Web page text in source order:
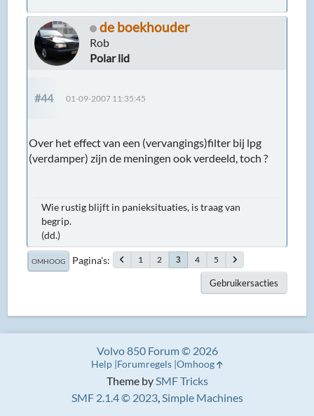
de boekhouder
Rob
Polar lid
#44 01-09-2007 11:35:45
Over het effect van een (vervangings)filter bij lpg
(verdamper) zijn de meningen ook verdeeld, toch ?
Wie rustig blijft in panieksituaties, is traag van
begrip.
(dd.)
OMHOOG Pagina's 1 2 3 4 5
Gebruikersacties
Theme bySMF Tricks
SMF 2.1.4 © 2023,Simple Machines
Volvo 850 Forum © 2026
Help Forumregels Omhoog